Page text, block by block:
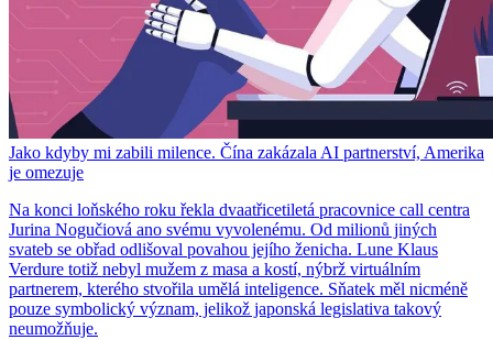
Jako kdyby mi zabili milence. Čína zakázala AI partnerství, Amerika
je omezuje
Na konci loňského roku řekla dvaatřicetiletá pracovnice call centra
Jurina Nogučiová ano svému vyvolenému. Od milionů jiných
svateb se obřad odlišoval povahou jejího ženicha. Lune Klaus
Verdure totiž nebyl mužem z masa a kostí, nýbrž virtuálním
partnerem, kterého stvořila umělá inteligence. Sňatek měl nicméně
pouze symbolický význam, jelikož japonská legislativa takový
neumožňuje.